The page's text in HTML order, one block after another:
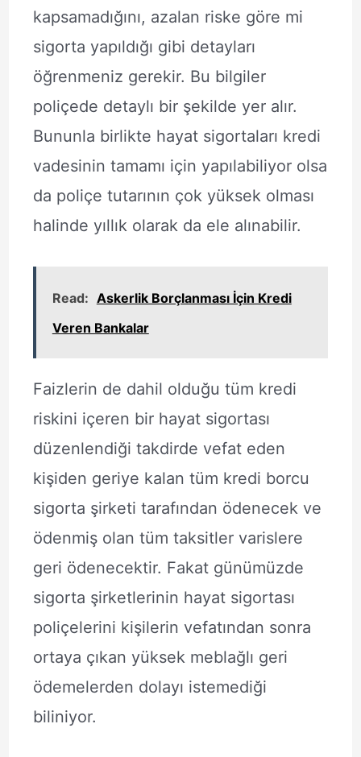
kapsamadığını, azalan riske göre mi
sigorta yapıldığı gibi detayları
öğrenmeniz gerekir. Bu bilgiler
poliçede detaylı bir şekilde yer alır.
Bununla birlikte hayat sigortaları kredi
vadesinin tamamı için yapılabiliyor olsa
da poliçe tutarının çok yüksek olması
halinde yıllık olarak da ele alınabilir.
Read: Askerlik Borçlanması İçin Kredi
Veren Bankalar
Faizlerin de dahil olduğu tüm kredi
riskini içeren bir hayat sigortası
düzenlendiği takdirde vefat eden
kişiden geriye kalan tüm kredi borcu
sigorta şirketi tarafından ödenecek ve
ödenmiş olan tüm taksitler varislere
geri ödenecektir. Fakat günümüzde
sigorta şirketlerinin hayat sigortası
poliçelerini kişilerin vefatından sonra
ortaya çıkan yüksek meblağlı geri
ödemelerden dolayı istemediği
biliniyor.